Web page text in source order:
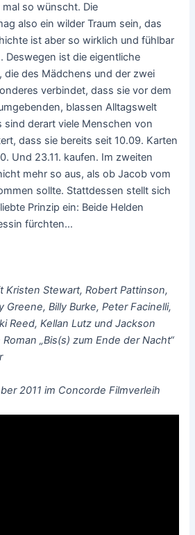
so wünscht. Die
also ein wilder Traum sein, das
ist aber so wirklich und fühlbar
Deswegen ist die eigentliche
die des Mädchens und der zwei
verbindet, dass sie vor dem
blassen Alltagswelt
sind derart viele Menschen von
dass sie bereits seit 10.09. Karten
Und 23.11. kaufen. Im zweiten
mehr so aus, als ob Jacob vom
sollte. Stattdessen stellt sich
Prinzip ein: Beide Helden
fürchten…
Kristen Stewart, Robert Pattinson,
Greene, Billy Burke, Peter Facinelli,
Reed, Kellan Lutz und Jackson
„Bis(s) zum Ende der Nacht“
2011 im Concorde Filmverleih